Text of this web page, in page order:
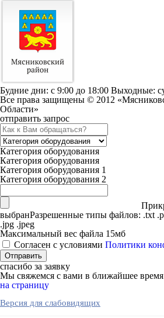
Будние дни: c 9:00 до 18:00 Выходные:
Все права защищены © 2012
Области»
отправить запрос
Категория оборудования
Категория оборудования
Категория оборудования 1
Категория оборудования 2
выбранРазрешенные типы файлов: .txt
.jpg .jpeg
Максимальный вес файла 15мб
Согласен с условиями Политики
спасибо за заявку
Мы свяжемся с вами в ближайшее время
на страницу
Версия для слабовидящих